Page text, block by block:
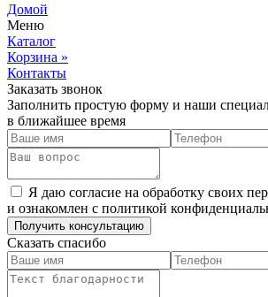
Домой
Меню
Каталог
Корзина »
Контакты
Заказать звонок
Заполнить простую форму и наши
в ближайшее время
Я даю согласие на обработку своих
и ознакомлен с политикой
Сказать спасибо